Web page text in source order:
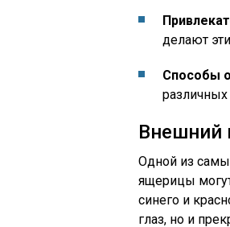
делают
Способы
Внешний
Одной из
ящерицы
синего и
глаз, но и